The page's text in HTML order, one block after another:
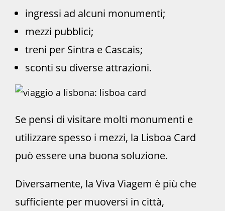
ingressi ad alcuni monumenti;
mezzi pubblici;
treni per Sintra e Cascais;
sconti su diverse attrazioni.
Se pensi di visitare molti monumenti e
utilizzare spesso i mezzi, la Lisboa Card
può essere una buona soluzione.
Diversamente, la Viva Viagem è più che
sufficiente per muoversi in città,